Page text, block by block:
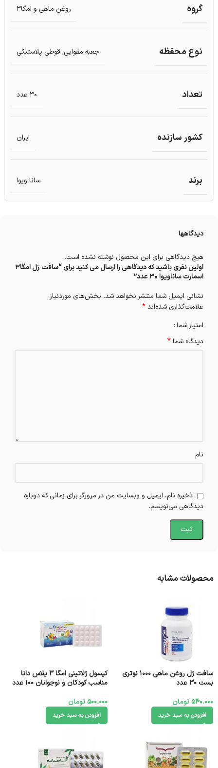
گروه روغن ماهی و امگا3
نوع محفظه جعبه مقوایی,قوطی پلاستیکی
تعداد 30 عدد
کشور سازنده ایران
برند سانا ویوا
دیدگاهها
هیچ دیدگاهی برای این محصول نوشته نشده است.
اولین نفری باشید که دیدگاهی را ارسال می کنید برای “سافت ژل امگا3
اسمارت ساناویوا 30 عدد”
نشانی ایمیل شما منتشر نخواهد شد. بخش‌های موردنیاز
علامت‌گذاری شده‌اند*
امتیاز شما
دیدگاه شما*
نام
ذخیره نام، ایمیل و وبسایت من در مرورگر برای زمانی که دوباره
دیدگاهی می‌نویسم.
محصولات مشابه
سافت ژل روغن ماهی 1000 نوتری
بست 30 عدد
540.000تومان
افزودن به سبد خرید
کپسول ژلاتینی امگا 3 پلاس دانا
مناسب کودکان و نوجوانان 100 عدد
500.000تومان
افزودن به سبد خرید